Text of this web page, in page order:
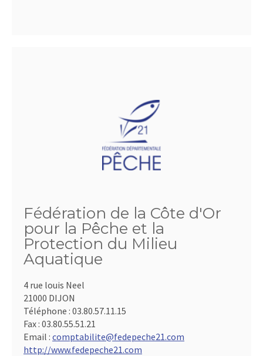
Fédération de la Côte d'Or
pour la Pêche et la
Protection du Milieu
Aquatique
4 rue louis Neel
21000 DIJON
Téléphone : 03.80.57.11.15
Fax : 03.80.55.51.21
Email : comptabilite@fedepeche21.com
http://www.fedepeche21.com